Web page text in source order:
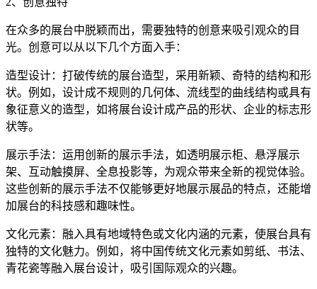
在众多的展台中脱颖而出，需要独特的创意来吸引观众的目
光。创意可以从以下几个方面入手：
造型设计：打破传统的展台造型，采用新颖、奇特的结构和形
状。例如，设计成不规则的几何体、流线型的曲线结构或具有
象征意义的造型，如将展台设计成产品的形状、企业的标志形
状等。
展示手法：运用创新的展示手法，如透明展示柜、悬浮展示
架、互动触摸屏、全息投影等，为观众带来全新的视觉体验。
这些创新的展示手法不仅能够更好地展示展品的特点，还能增
加展台的科技感和趣味性。
文化元素：融入具有地域特色或文化内涵的元素，使展台具有
独特的文化魅力。例如，将中国传统文化元素如剪纸、书法、
青花瓷等融入展台设计，吸引国际观众的兴趣。